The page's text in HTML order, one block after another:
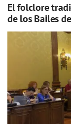
El folclore
de los Bailes